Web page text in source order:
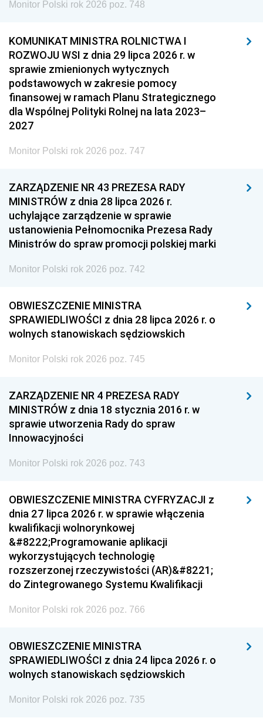
Monitor Polski rok 2026 poz. 748
KOMUNIKAT MINISTRA ROLNICTWA I
ROZWOJU WSI z dnia 29 lipca 2026 r. w
sprawie zmienionych wytycznych
podstawowych w zakresie pomocy
finansowej w ramach Planu Strategicznego
dla Wspólnej Polityki Rolnej na lata 2023–
2027
Monitor Polski rok 2026 poz. 747
ZARZĄDZENIE NR 43 PREZESA RADY
MINISTRÓW z dnia 28 lipca 2026 r.
uchylające zarządzenie w sprawie
ustanowienia Pełnomocnika Prezesa Rady
Ministrów do spraw promocji polskiej marki
Monitor Polski rok 2026 poz. 742
OBWIESZCZENIE MINISTRA
SPRAWIEDLIWOŚCI z dnia 28 lipca 2026 r. o
wolnych stanowiskach sędziowskich
Monitor Polski rok 2026 poz. 745
ZARZĄDZENIE NR 4 PREZESA RADY
MINISTRÓW z dnia 18 stycznia 2016 r. w
sprawie utworzenia Rady do spraw
Innowacyjności
Monitor Polski rok 2026 poz. 743
OBWIESZCZENIE MINISTRA CYFRYZACJI z
dnia 27 lipca 2026 r. w sprawie włączenia
kwalifikacji wolnorynkowej
&#8222;Programowanie aplikacji
wykorzystujących technologię
rozszerzonej rzeczywistości (AR)&#8221;
do Zintegrowanego Systemu Kwalifikacji
Monitor Polski rok 2026 poz. 766
OBWIESZCZENIE MINISTRA
SPRAWIEDLIWOŚCI z dnia 24 lipca 2026 r. o
wolnych stanowiskach sędziowskich
Monitor Polski rok 2026 poz. 735